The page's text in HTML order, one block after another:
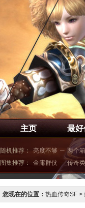
主页 最
随机推荐： 亮度不够 ─ 两个
图集推荐：
金庸群侠 ─ 传奇
您现在的位置： 热血传奇SF >